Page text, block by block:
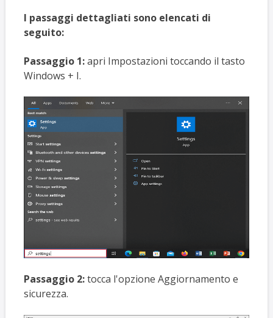
I passaggi dettagliati sono elencati di
seguito:
Passaggio 1:apri Impostazioni toccando il tasto
Windows + I.
Passaggio 2:tocca l'opzione Aggiornamento e
sicurezza.